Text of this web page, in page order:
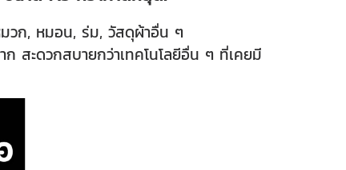
วก, หมอน, ร่ม, วัสดุผ้าอื่น ๆ
สะดวกสบายกว่าเทคโนโลยีอื่น ๆ ที่เคยมี